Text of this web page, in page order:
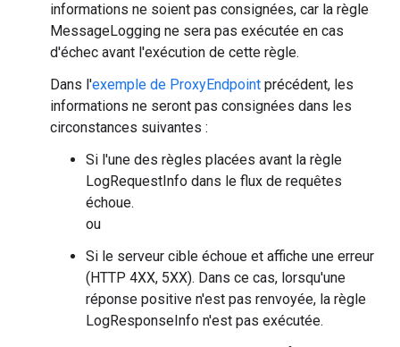
informations ne soient pas consignées, car la règle
MessageLogging ne sera pas exécutée en cas
d'échec avant l'exécution de cette règle.
Dans l'exemple de ProxyEndpoint précédent, les
informations ne seront pas consignées dans les
circonstances suivantes :
Si l'une des règles placées avant la règle
LogRequestInfo dans le flux de requêtes
échoue.
ou
Si le serveur cible échoue et affiche une erreur
(HTTP 4XX, 5XX). Dans ce cas, lorsqu'une
réponse positive n'est pas renvoyée, la règle
LogResponseInfo n'est pas exécutée.